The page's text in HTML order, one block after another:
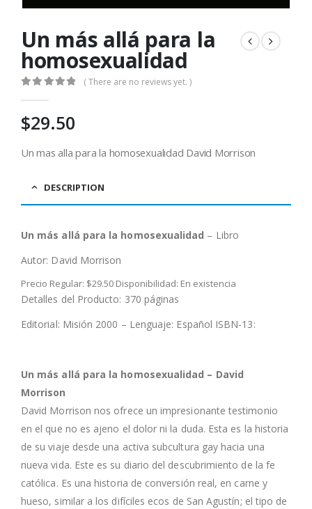
Un más allá para la
homosexualidad
( There are no reviews yet. )
$29.50
Un mas alla para la homosexualidad David Morrison
DESCRIPTION
Un más allá para la homosexualidad – Libro
Autor: David Morrison
Precio Regular: $29.50 Disponibilidad: En existencia
Detalles del Producto: 370 páginas
Editorial: Misión 2000 – Lenguaje: Español ISBN-13:
Un más allá para la homosexualidad – David
Morrison
David Morrison nos ofrece un impresionante testimonio
en el que no es ajeno el dolor ni la duda. Esta es la historia
de su viaje desde una activa subcultura gay hacia una
nueva vida. Este es su diario del descubrimiento de la fe
católica. Es una historia de conversión real, en carne y
hueso, similar a los difíciles ecos de San Agustín; el tipo de